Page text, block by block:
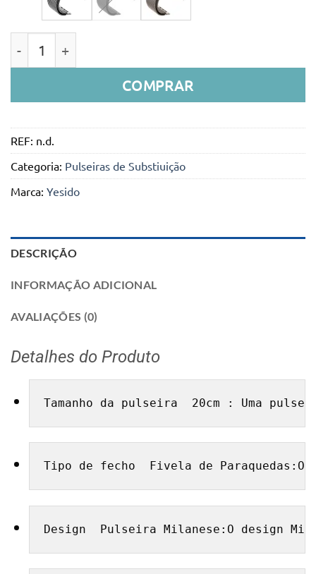
COMPRAR
REF: n.d.
Categoria: Pulseiras de Substiuição
Marca: Yesido
DESCRIÇÃO
INFORMAÇÃO ADICIONAL
AVALIAÇÕES (0)
Detalhes do Produto
Tamanho da pulseira  20cm : Uma
Tipo de fecho  Fivela de
Design  Pulseira Milanese:O design